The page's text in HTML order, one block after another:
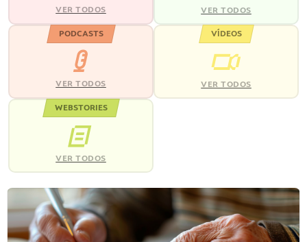
VER TODOS VER TODOS
PODCASTS
VER TODOS
VÍDEOS
VER TODOS
WEBSTORIES
VER TODOS